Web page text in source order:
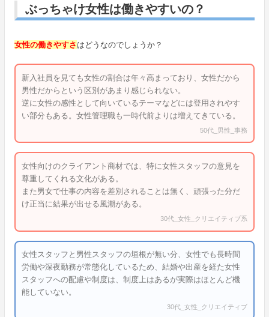
ぶっちゃけ女性は働きやすいの？
女性の働きやすさ はどうなのでしょうか？
新入社員を見ても女性の割合は年々高まっており、女性だから
男性だからという区別があまり感じられない。
逆に女性の感性として向いているテーマなどには登用されやす
い部分もある。女性管理職も一時代前よりは増えてきている。
50代_男性_事務
女性向けのクライアント商材では、特に女性スタッフの意見を
尊重してくれる文化がある。
また男女で仕事の内容を差別されることは無く、頑張った分だ
け正当に結果が出せる風潮がある。
30代_女性_クリエイティブ系
女性スタッフと男性スタッフの垣根が無い分、女性でも長時間
労働や深夜勤務が常態化しているため、結婚や出産を経た女性
スタッフへの配慮や制度は、制度上はあるが実際はほとんど機
能していない。
30代_女性_クリエイティブ